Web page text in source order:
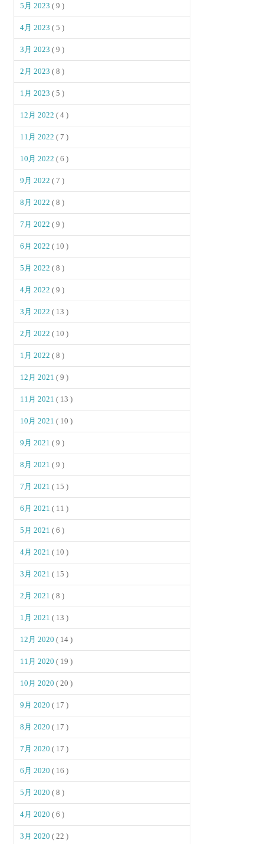
5月 2023( 9 )
4月 2023( 5 )
3月 2023( 9 )
2月 2023( 8 )
1月 2023( 5 )
12月 2022( 4 )
11月 2022( 7 )
10月 2022( 6 )
9月 2022( 7 )
8月 2022( 8 )
7月 2022( 9 )
6月 2022( 10 )
5月 2022( 8 )
4月 2022( 9 )
3月 2022( 13 )
2月 2022( 10 )
1月 2022( 8 )
12月 2021( 9 )
11月 2021( 13 )
10月 2021( 10 )
9月 2021( 9 )
8月 2021( 9 )
7月 2021( 15 )
6月 2021( 11 )
5月 2021( 6 )
4月 2021( 10 )
3月 2021( 15 )
2月 2021( 8 )
1月 2021( 13 )
12月 2020( 14 )
11月 2020( 19 )
10月 2020( 20 )
9月 2020( 17 )
8月 2020( 17 )
7月 2020( 17 )
6月 2020( 16 )
5月 2020( 8 )
4月 2020( 6 )
3月 2020( 22 )